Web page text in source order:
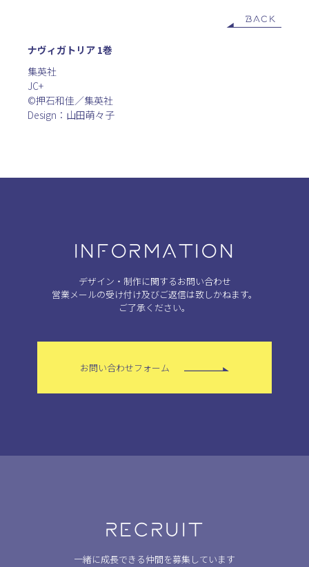
BACK
ナヴィガトリア 1巻
集英社
JC+
©︎押石和佳／集英社
Design：山田萌々子
INFORMATION
デザイン・制作に関するお問い合わせ
営業メールの受け付け及びご返信は致しかねます。
ご了承ください。
お問い合わせフォーム
RECRUIT
一緒に成長できる仲間を募集しています